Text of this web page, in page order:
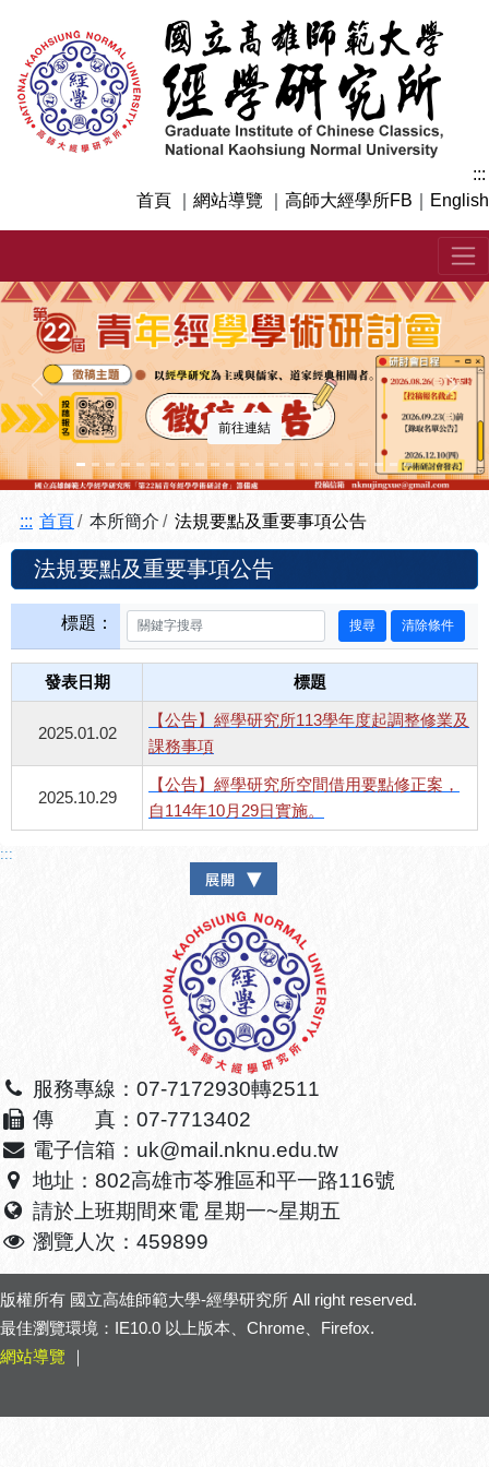
:::
首頁
網站導覽 高師大經學所FB English
前往連結
上一張 下一
::: 首頁 本所簡介 法規要點及重要事項公告
法規要點及重要事項公告
標題：
發表日期 標題
2025.01.02
【公告】經學研究所113學年度起調整修業及
課務事項
2025.10.29
【公告】經學研究所空間借用要點修正案，
自114年10月29日實施。
:::
服務專線：07-7172930轉2511
傳 真：07-7713402
電子信箱：uk@mail.nknu.edu.tw
地址：802高雄市苓雅區和平一路116號
請於上班期間來電 星期一~星期五
瀏覽人次：459899
版權所有 國立高雄師範大學-經學研究所 All right reserved.
最佳瀏覽環境：IE10.0 以上版本、Chrome、Firefox.
網站導覽 ｜